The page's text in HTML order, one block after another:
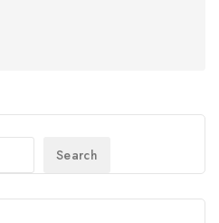
Search